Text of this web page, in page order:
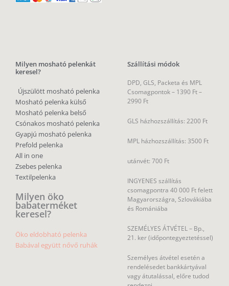
Milyen mosható pelenkát
keresel?
Újszülött mosható pelenka
Mosható pelenka külső
Mosható pelenka belső
Csónakos mosható pelenka
Gyapjú mosható pelenka
Prefold pelenka
All in one
Zsebes pelenka
Textilpelenka
Milyen öko
babaterméket
keresel?
Öko eldobható pelenka
Babával együtt nővő ruhák
Szállítási módok
DPD, GLS, Packeta és MPL
Csomagpontok – 1390 Ft –
2990 Ft
GLS házhozszállítás: 2200 Ft
MPL házhozszállítás: 3500 Ft
utánvét: 700 Ft
INGYENES szállítás
csomagpontra 40 000 Ft felett
Magyarországra, Szlovákiába
és Romániába
SZEMÉLYES ÁTVÉTEL – Bp.,
21. ker (időpontegyeztetéssel)
Személyes átvétel esetén a
rendelésedet bankkártyával
vagy átutalással, előre tudod